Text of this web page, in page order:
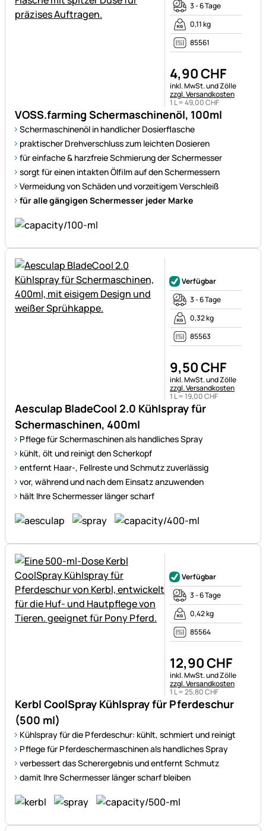
VOSS.farming Schermaschinenöl, 100ml
Schermaschinenöl in handlicher Dosierflasche
praktischer Drehverschluss zum leichten Dosieren
für einfache & harzfreie Schmierung der Schermesser
sorgt für einen intakten Ölfilm auf den Schermessern
Vermeidung von Schäden und vorzeitigem Verschleiß
für alle gängigen Schermesser jeder Marke
3 - 6 Tage
0,11 kg
85561
4,90CHF
Steuerhinweis:
inkl. MwSt. und Zölle
zzgl. Versandkosten
1 L =49,00CHF
Aesculap BladeCool 2.0 Kühlspray für
Schermaschinen, 400ml
Pflege für Schermaschinen als handliches Spray
kühlt, ölt und reinigt den Scherkopf
entfernt Haar-, Fellreste und Schmutz zuverlässig
vor, während und nach dem Einsatz anzuwenden
hält Ihre Schermesser länger scharf
Verfügbar
3 - 6 Tage
0,32 kg
85563
9,50CHF
Steuerhinweis:
inkl. MwSt. und Zölle
zzgl. Versandkosten
1 L =19,00CHF
Kerbl CoolSpray Kühlspray für Pferdeschur
(500 ml)
Kühlspray für die Pferdeschur: kühlt, schmiert und reinigt
Pflege für Pferdeschermaschinen als handliches Spray
verbessert das Scherergebnis und entfernt Schmutz
damit Ihre Schermesser länger scharf bleiben
Verfügbar
3 - 6 Tage
0,42 kg
85564
12,90CHF
Steuerhinweis:
inkl. MwSt. und Zölle
zzgl. Versandkosten
1 L =25,80CHF